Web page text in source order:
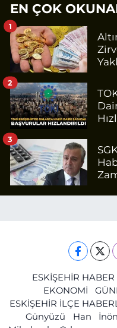
EN ÇOK
1
2
3
ESKİŞEHİR HABER
EKONOMİ
ESKİŞEHİR İLÇE
Günyüzü
Han